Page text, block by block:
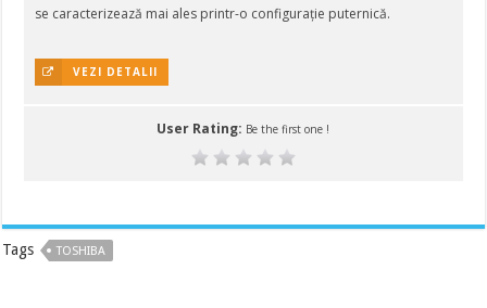
se caracterizează mai ales printr-o configurație puternică.
VEZI DETALII
User Rating: Be the first one !
Tags TOSHIBA